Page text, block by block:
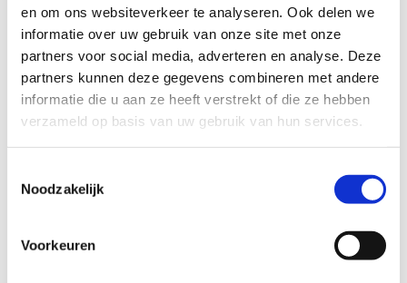
en om ons websiteverkeer te analyseren. Ook delen we
informatie over uw gebruik van onze site met onze
partners voor social media, adverteren en analyse. Deze
partners kunnen deze gegevens combineren met andere
informatie die u aan ze heeft verstrekt of die ze hebben
verzameld op basis van uw gebruik van hun services.
Noodzakelijk
Voorkeuren
Je skeelert kilometers langs een gevarieerd ruraal en stedelijk
landschap. Naast de mooie uitzichten zijn er ook leuke
rustplekjes. Je ontdekt de troeven van de 16 gemeenten in drie
toeristische regio's: de Leiestreek, het Brugse Ommeland en de
Westhoek. Zowel de recreatieve als de gevorderde skeeleraars
komen hierbij aan hun trekken. Ook lopers, wandelaars,
regio Midwest!